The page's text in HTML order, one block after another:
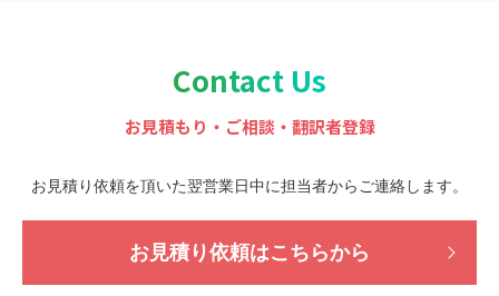
Contact Us
お見積もり・ご相談・翻訳者登録
お見積り依頼を頂いた翌営業日中に担当者から ご連絡します。
お見積り依頼はこちらから